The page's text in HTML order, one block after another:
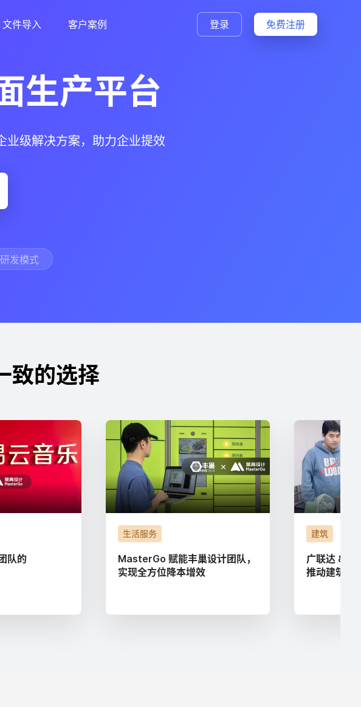
件导入 客户案例 登录 免费注册
生产平台
业级解决方案，助力企业提效
研发模式
致的选择
队的
生活服务
MasterGo 赋能丰巢设计团队，
实现全方位降本增效
建筑
广联达 &
推动建筑设